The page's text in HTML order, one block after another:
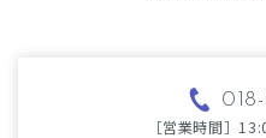
［営業時間］